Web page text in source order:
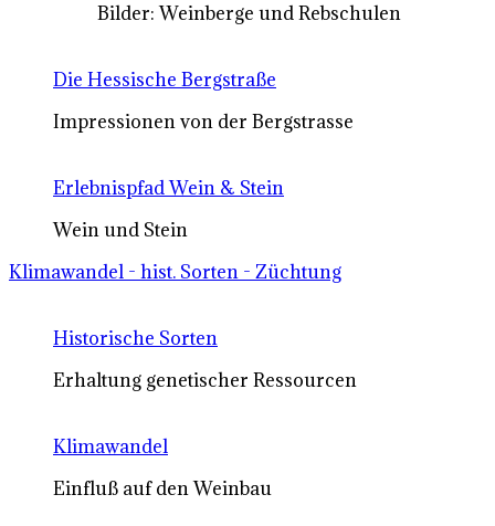
Bilder: Weinberge und Rebschulen
Die Hessische Bergstraße
Impressionen von der Bergstrasse
Erlebnispfad Wein & Stein
Wein und Stein
Klimawandel - hist. Sorten - Züchtung
Historische Sorten
Erhaltung genetischer Ressourcen
Klimawandel
Einfluß auf den Weinbau